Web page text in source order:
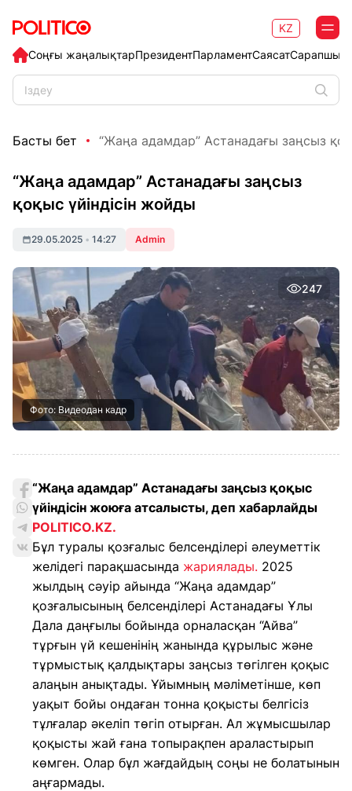
Соңғы жаңалықтарПрезидентПарламентСаясат
KZ
Басты бет “Жаңа адамдар” Астанадағы заңсыз
“Жаңа адамдар” Астанадағы заңсыз
қоқыс үйіндісін жойды
29.05.2025 • 14:27 Admin
247
Фото: Видеодан кадр
“Жаңа адамдар” Астанадағы заңсыз қоқыс
үйіндісін жоюға атсалысты, деп хабарлайды
POLITICO.KZ.
Бұл туралы қозғалыс белсенділері әлеуметтік
желідегі парақшасында жариялады. 2025
жылдың сәуір айында “Жаңа адамдар”
қозғалысының белсенділері Астанадағы Ұлы
Дала даңғылы бойында орналасқан “Айва”
тұрғын үй кешенінің жанында құрылыс және
тұрмыстық қалдықтары заңсыз төгілген қоқыс
алаңын анықтады. Ұйымның мәліметінше, көп
уақыт бойы ондаған тонна қоқысты белгісіз
тұлғалар әкеліп төгіп отырған. Ал жұмысшылар
қоқысты жай ғана топырақпен араластырып
көмген. Олар бұл жағдайдың соңы не болатынын
аңғармады.